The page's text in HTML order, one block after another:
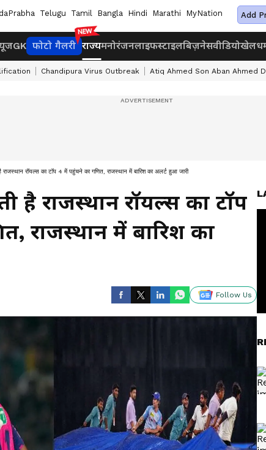
Telugu Tamil Bangla Hindi Marathi MyNation Add
GK फोटो गैलरी राज्यमनोरंजनलाइफस्टाइलबिज़नेसवीडियोखेल
Chandipura Virus Outbreak Atiq Ahmed Son Aban Ahmed
राजस्थान रॉयल्स का टॉप 4 में पहुंचने का गणित, राजस्थान में बारिश का अलर्ट हुआ जारी
है राजस्थान रॉयल्स का टॉप
राजस्थान में बारिश का
Follow Us